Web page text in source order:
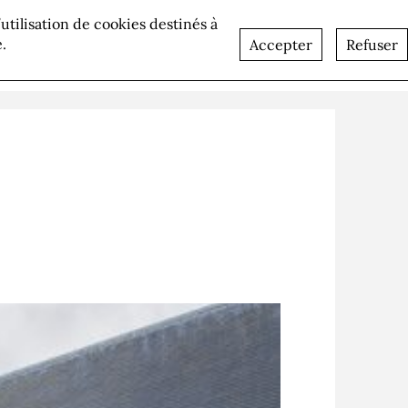
de cookies destinés à
Accepter Refuser
Egalité professionnelle